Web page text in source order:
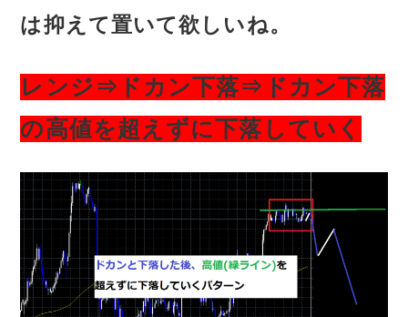
は抑えて置いて欲しいね。
レンジ⇒ドカン下落⇒ドカン下落
の高値を超えずに下落していく